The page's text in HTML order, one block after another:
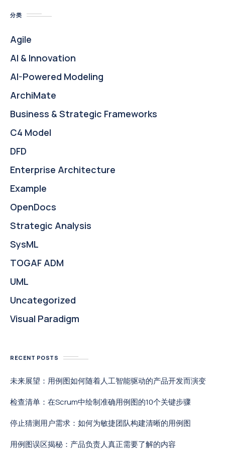
分类
Agile
AI & Innovation
AI-Powered Modeling
ArchiMate
Business & Strategic Frameworks
C4 Model
DFD
Enterprise Architecture
Example
OpenDocs
Strategic Analysis
SysML
TOGAF ADM
UML
Uncategorized
Visual Paradigm
RECENT POSTS
未来展望：用例图如何随着人工智能驱动的产品开发而演变
检查清单：在Scrum中绘制准确用例图的10个关键步骤
停止猜测用户需求：如何为敏捷团队构建清晰的用例图
用例图误区揭秘：产品负责人真正需要了解的内容